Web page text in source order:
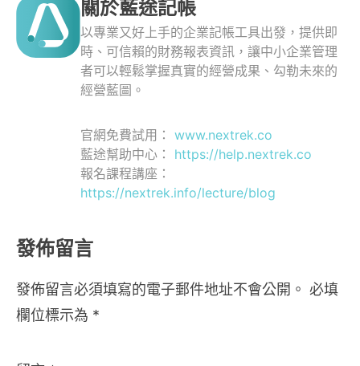
關於藍途記帳
以專業又好上手的企業記帳工具出發，提供即
時、可信賴的財務報表資訊，讓中小企業管理
者可以輕鬆掌握真實的經營成果、勾勒未來的
經營藍圖。
官網免費試用： www.nextrek.co
藍途幫助中心： https://help.nextrek.co
報名課程講座：
https://nextrek.info/lecture/blog
發佈留言
發佈留言必須填寫的電子郵件地址不會公開。 必填
欄位標示為 *